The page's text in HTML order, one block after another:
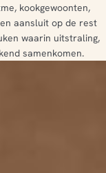
kookgewoonten,
aansluit op de rest
waarin uitstraling,
samenkomen.